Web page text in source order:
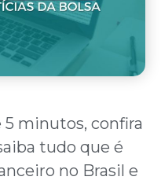
minutos, confira
tudo que é
no Brasil e